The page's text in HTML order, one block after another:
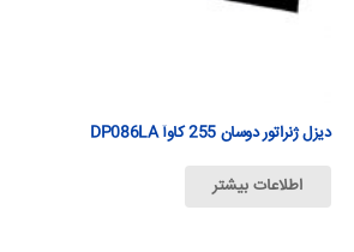
دیزل ژنراتور دوسان 255 كاوآ DP086LA
اطلاعات بیشتر